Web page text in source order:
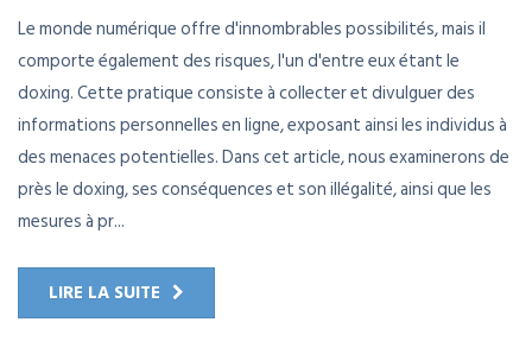
Le monde numérique offre d'innombrables possibilités, mais il
comporte également des risques, l'un d'entre eux étant le
doxing. Cette pratique consiste à collecter et divulguer des
informations personnelles en ligne, exposant ainsi les individus à
des menaces potentielles. Dans cet article, nous examinerons de
près le doxing, ses conséquences et son illégalité, ainsi que les
mesures à pr...
LIRE LA SUITE